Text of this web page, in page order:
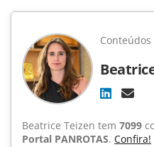
Beatrice Teizen tem 7099
Portal PANROTAS. Confira!